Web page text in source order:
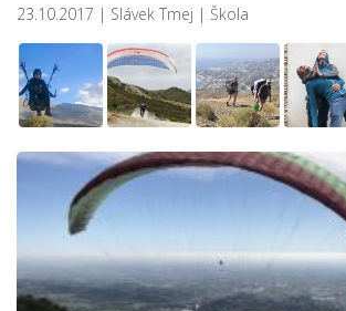
23.10.2017 | Slávek Tmej | Škola